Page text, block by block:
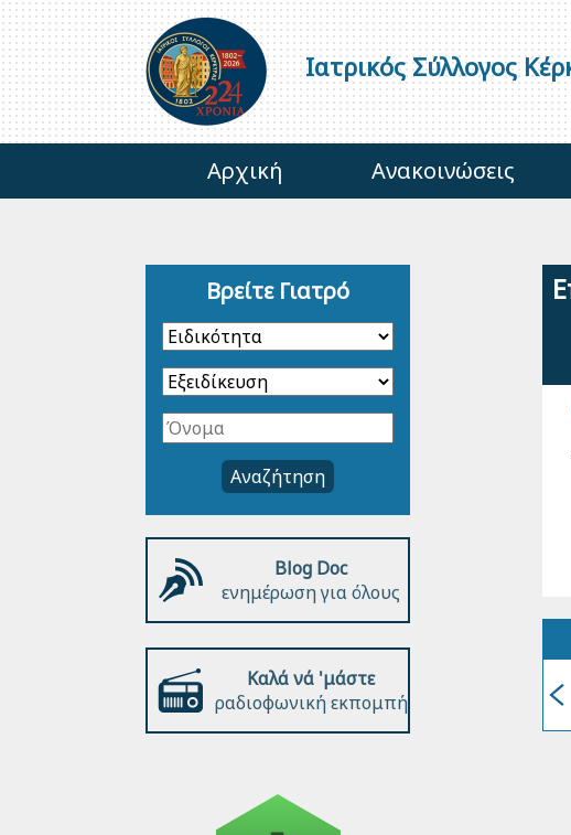
Ιατρικός Σύλλογος
Αρχική Ανακοινώσεις
Βρείτε Γιατρό
Αναζήτηση
Blog Doc
ενημέρωση για όλους
Καλά νά 'μάστε
ραδιοφωνική εκπομπή